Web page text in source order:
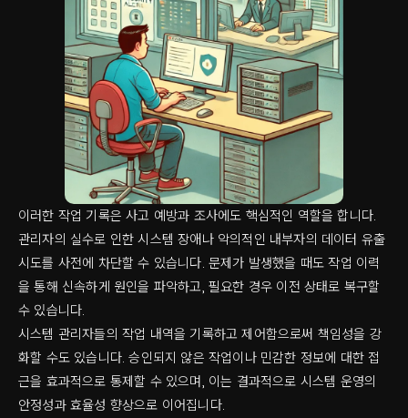
이러한 작업 기록은 사고 예방과 조사에도 핵심적인 역할을 합니다.
관리자의 실수로 인한 시스템 장애나 악의적인 내부자의 데이터 유출
시도를 사전에 차단할 수 있습니다. 문제가 발생했을 때도 작업 이력
을 통해 신속하게 원인을 파악하고, 필요한 경우 이전 상태로 복구할
수 있습니다.
시스템 관리자들의 작업 내역을 기록하고 제어함으로써 책임성을 강
화할 수도 있습니다. 승인되지 않은 작업이나 민감한 정보에 대한 접
근을 효과적으로 통제할 수 있으며, 이는 결과적으로 시스템 운영의
안정성과 효율성 향상으로 이어집니다.